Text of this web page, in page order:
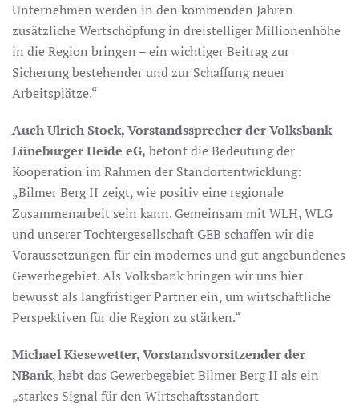
Unternehmen werden in den kommenden Jahren
zusätzliche Wertschöpfung in dreistelliger Millionenhöhe
in die Region bringen – ein wichtiger Beitrag zur
Sicherung bestehender und zur Schaffung neuer
Arbeitsplätze.“
Auch Ulrich Stock, Vorstandssprecher der Volksbank
Lüneburger Heide eG, betont die Bedeutung der
Kooperation im Rahmen der Standortentwicklung:
„Bilmer Berg II zeigt, wie positiv eine regionale
Zusammenarbeit sein kann. Gemeinsam mit WLH, WLG
und unserer Tochtergesellschaft GEB schaffen wir die
Voraussetzungen für ein modernes und gut angebundenes
Gewerbegebiet. Als Volksbank bringen wir uns hier
bewusst als langfristiger Partner ein, um wirtschaftliche
Perspektiven für die Region zu stärken.“
Michael Kiesewetter, Vorstandsvorsitzender der
NBank, hebt das Gewerbegebiet Bilmer Berg II als ein
„starkes Signal für den Wirtschaftsstandort